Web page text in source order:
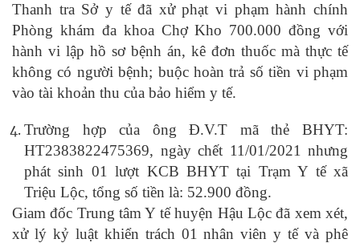
Thanh tra Sở y tế đã xử phạt vi phạm hành chính
Phòng khám đa khoa Chợ Kho 700.000 đồng với
hành vi lập hồ sơ bệnh án, kê đơn thuốc mà thực tế
không có người bệnh; buộc hoàn trả số tiền vi phạm
vào tài khoản thu của bảo hiểm y tế.
Trường hợp của ông Đ.V.T mã thẻ BHYT:
HT2383822475369, ngày chết 11/01/2021 nhưng
phát sinh 01 lượt KCB BHYT tại Trạm Y tế xã
Triệu Lộc, tổng số tiền là: 52.900 đồng.
Giam đốc Trung tâm Y tế huyện Hậu Lộc đã xem xét,
xử lý kỷ luật khiển trách 01 nhân viên y tế và phê